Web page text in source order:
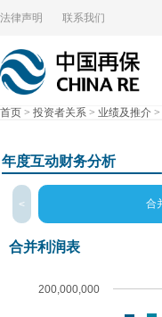
法律声明 联系我们
首页 > 投资者关系 > 业绩及推介 >
年度互动财务分析